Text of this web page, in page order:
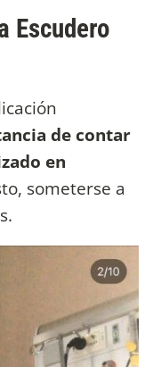
Escudero
de contar
en
someterse a